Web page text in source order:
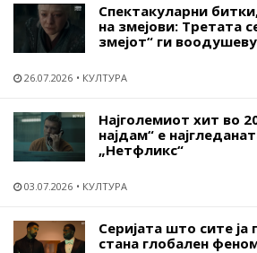
Спектакуларни
на змејови: Третата
змејот“ ги
26.07.2026 КУЛТУРА
Најголемиот хит во
најдам“ е
„Нетфликс“
03.07.2026 КУЛТУРА
Серијата што сите ја
стана глобален